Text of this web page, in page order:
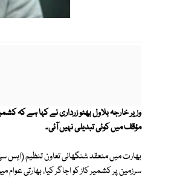
وزیر خارجہ بلاول بھٹو زرداری نے کہا ہے کہ
مؤقف میں کوئی تبدیلی نہیں آئی۔
بھارت میں منعقد شنگھائی تعاون تنظیم (ایس
سرزمین پر کشمیر کاز کو اجاگر کیا، بھارتی